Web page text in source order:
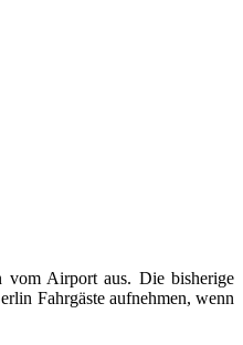
vom Airport aus. Die bisherige
Fahrgäste aufnehmen, wenn